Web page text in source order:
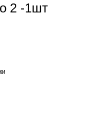
2 -1шт